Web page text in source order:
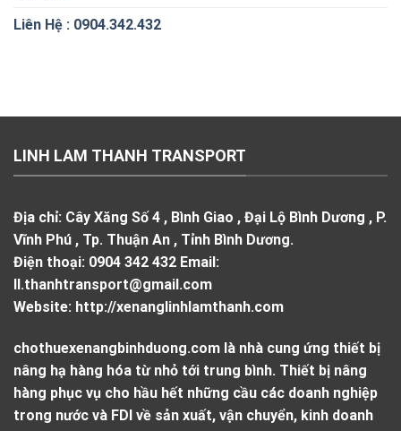
Liên Hệ : 0904.342.432
LINH LAM THANH TRANSPORT
Địa chỉ: Cây Xăng Số 4 , Bình Giao , Đại Lộ Bình Dương , P.
Vĩnh Phú , Tp. Thuận An , Tỉnh Bình Dương.
Điện thoại: 0904 342 432 Email:
ll.thanhtransport@gmail.com
Website: http://xenanglinhlamthanh.com
chothuexenangbinhduong.com là nhà cung ứng thiết bị
nâng hạ hàng hóa từ nhỏ tới trung bình. Thiết bị nâng
hàng phục vụ cho hầu hết những cầu các doanh nghiệp
trong nước và FDI về sản xuất, vận chuyển, kinh doanh